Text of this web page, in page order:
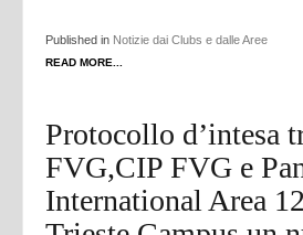
Published in Notizie dai Clubs e dalle Aree
READ MORE...
Protocollo d’intesa
FVG,CIP FVG e
International Area